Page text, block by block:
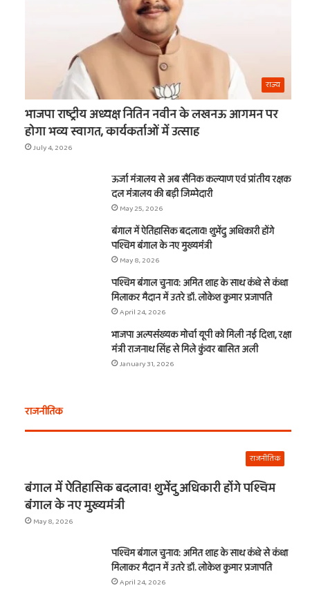
राज्य
भाजपा राष्ट्रीय अध्यक्ष नितिन नवीन के लखनऊ आगमन पर
होगा भव्य स्वागत, कार्यकर्ताओं में उत्साह
July 4, 2026
ऊर्जा मंत्रालय से अब सैनिक कल्याण एवं प्रांतीय रक्षक
दल मंत्रालय की बड़ी जिम्मेदारी
May 25, 2026
बंगाल में ऐतिहासिक बदलाव! शुभेंदु अधिकारी होंगे
पश्चिम बंगाल के नए मुख्यमंत्री
May 8, 2026
पश्चिम बंगाल चुनाव: अमित शाह के साथ कंधे से कंधा
मिलाकर मैदान में उतरे डॉ. लोकेश कुमार प्रजापति
April 24, 2026
भाजपा अल्पसंख्यक मोर्चा यूपी को मिली नई दिशा, रक्षा
मंत्री राजनाथ सिंह से मिले कुंवर बासित अली
January 31, 2026
राजनीतिक
राजनीतिक
बंगाल में ऐतिहासिक बदलाव! शुभेंदु अधिकारी होंगे पश्चिम
बंगाल के नए मुख्यमंत्री
May 8, 2026
पश्चिम बंगाल चुनाव: अमित शाह के साथ कंधे से कंधा
मिलाकर मैदान में उतरे डॉ. लोकेश कुमार प्रजापति
April 24, 2026